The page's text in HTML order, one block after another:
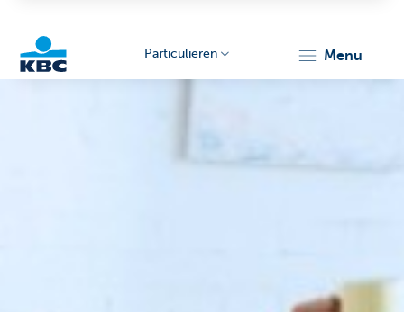
Particulieren menu